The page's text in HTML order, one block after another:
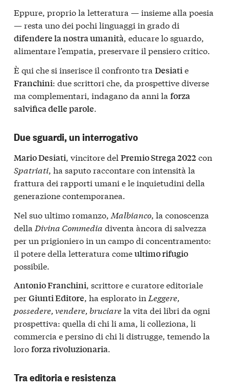
Eppure, proprio la letteratura — insieme alla poesia
— resta uno dei pochi linguaggi in grado di
difendere la nostra umanità, educare lo sguardo,
alimentare l’empatia, preservare il pensiero critico.
È qui che si inserisce il confronto tra Desiatie
Franchini: due scrittori che, da prospettive diverse
ma complementari, indagano da anni la forza
salvifica delle parole.
Due sguardi, un interrogativo
Mario Desiati, vincitore del Premio Strega 2022 con
Spatriati, ha saputo raccontare con intensità la
frattura dei rapporti umani e le inquietudini della
generazione contemporanea.
Nel suo ultimo romanzo, Malbianco, la conoscenza
della Divina Commedia diventa àncora di salvezza
per un prigioniero in un campo di concentramento:
il potere della letteratura comeultimo rifugio
possibile.
Antonio Franchini, scrittore e curatore editoriale
perGiunti Editore, ha esplorato in Leggere,
possedere, vendere, bruciarela vita dei libri da ogni
prospettiva: quella di chi li ama, li colleziona, li
commercia e persino di chi li distrugge, temendo la
loroforza rivoluzionaria.
Tra editoria e resistenza